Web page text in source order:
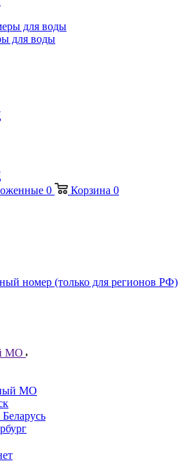
для воды
0 Корзина 0
номер (только для регионов РФ)
МО
МО